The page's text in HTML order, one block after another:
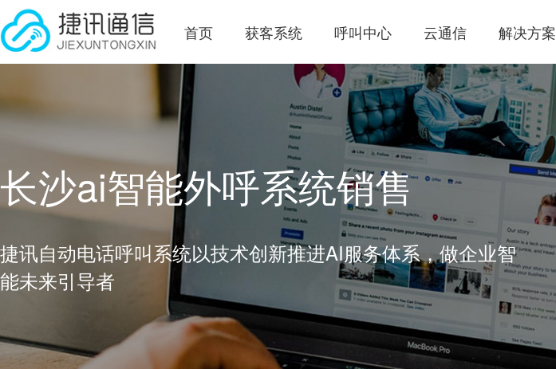
首页 获客系统 呼叫中心 云通信 解决方案
长沙ai智能外呼系统销售
捷讯自动电话呼叫系统以技术创新推进AI服务体系，做企业智
能未来引导者